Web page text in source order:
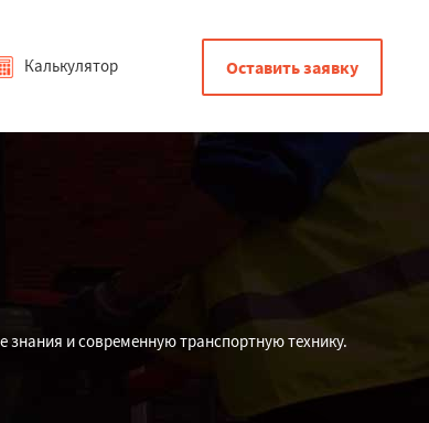
Калькулятор Оставить заявку
и современную транспортную технику.